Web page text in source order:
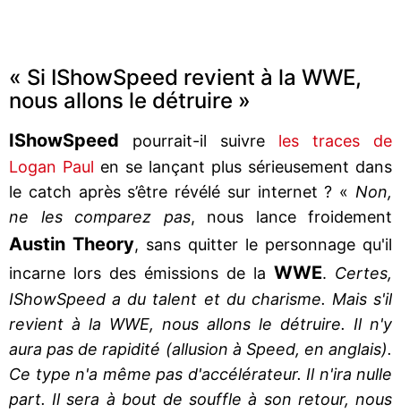
« Si IShowSpeed revient à la WWE,
nous allons le détruire »
IShowSpeed pourrait-il suivre les traces de
Logan Paul en se lançant plus sérieusement dans
le catch après s’être révélé sur internet ? « Non,
ne les comparez pas, nous lance froidement
Austin Theory, sans quitter le personnage qu'il
incarne lors des émissions de la WWE. Certes,
IShowSpeed a du talent et du charisme. Mais s'il
revient à la WWE, nous allons le détruire. Il n'y
aura pas de rapidité (allusion à Speed, en anglais).
Ce type n'a même pas d'accélérateur. Il n'ira nulle
part. Il sera à bout de souffle à son retour, nous